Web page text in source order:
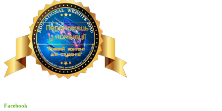
Facebook